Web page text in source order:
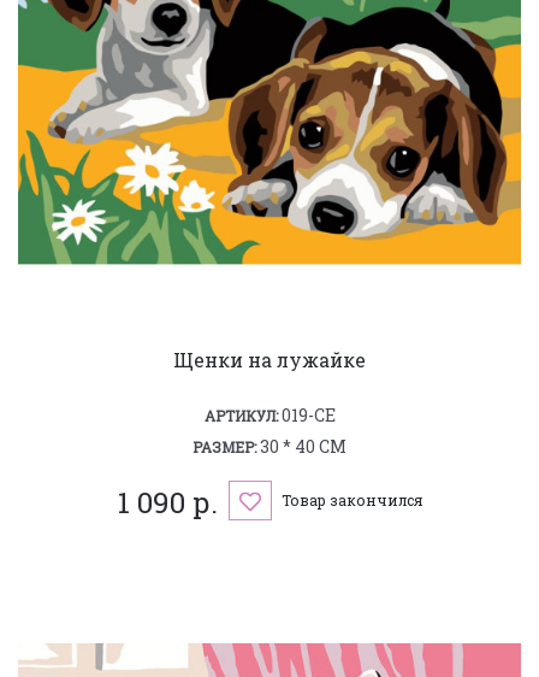
Щенки на лужайке
АРТИКУЛ:019-CE
РАЗМЕР:30 * 40 СМ
1 090 р. Товар закончился